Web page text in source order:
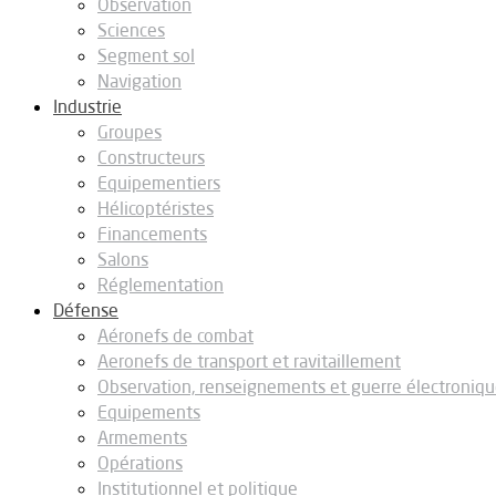
Observation
Sciences
Segment sol
Navigation
Industrie
Groupes
Constructeurs
Equipementiers
Hélicoptéristes
Financements
Salons
Réglementation
Défense
Aéronefs de combat
Aeronefs de transport et ravitaillement
Observation, renseignements et guerre
Equipements
Armements
Opérations
Institutionnel et politique